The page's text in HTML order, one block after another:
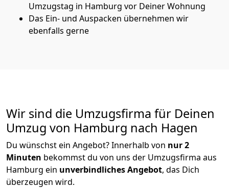
Umzugstag in Hamburg vor Deiner Wohnung
Das Ein- und Auspacken übernehmen wir
ebenfalls gerne
Wir sind die Umzugsfirma für Deinen
Umzug von Hamburg nach Hagen
Du wünschst ein Angebot? Innerhalb von nur 2
Minuten bekommst du von uns der Umzugsfirma aus
Hamburg ein unverbindliches Angebot, das Dich
überzeugen wird.